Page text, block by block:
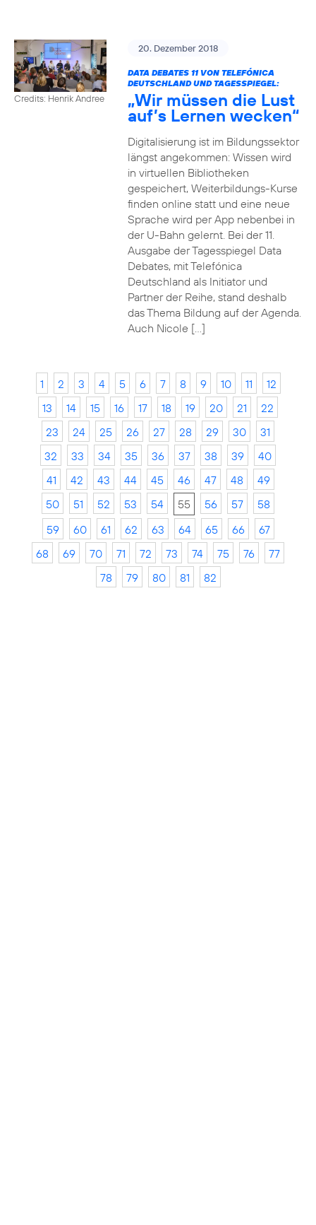
Credits: Henrik Andree
20. Dezember 2018
DATA DEBATES 11 VON TELEFÓNICA
DEUTSCHLAND UND TAGESSPIEGEL:
„Wir müssen die Lust
auf’s Lernen wecken“
Digitalisierung ist im Bildungssektor
längst angekommen: Wissen wird
in virtuellen Bibliotheken
gespeichert, Weiterbildungs-Kurse
finden online statt und eine neue
Sprache wird per App nebenbei in
der U-Bahn gelernt. Bei der 11.
Ausgabe der Tagesspiegel Data
Debates, mit Telefónica
Deutschland als Initiator und
Partner der Reihe, stand deshalb
das Thema Bildung auf der Agenda.
Auch Nicole […]
1 2 3 4 5 6 7 8 9 10 11
12
13
14 15 16 17 18 19 20 21
22
23
24 25 26 27 28 29 30
31
32
33 34 35 36 37 38 39
40
41
42 43 44 45 46 47 48
49
50
51 52 53 54 55 56 57
58
59
60 61 62 63 64 65 66
67
68
69 70 71 72 73 74 75 76
77
78
79 80 81 82